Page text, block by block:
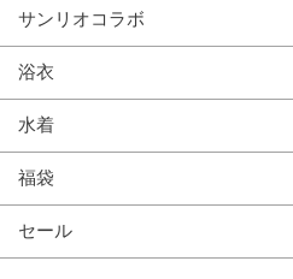
サンリオコラボ
浴衣
水着
福袋
セール